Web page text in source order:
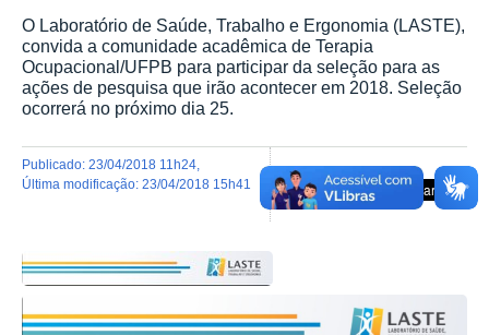
O Laboratório de Saúde, Trabalho e Ergonomia (LASTE),
convida a comunidade acadêmica de Terapia
Ocupacional/UFPB para participar da seleção para as
ações de pesquisa que irão acontecer em 2018. Seleção
ocorrerá no próximo dia 25.
publicado: 23/04/2018 11h24
última modificação: 23/04/2018 15h41